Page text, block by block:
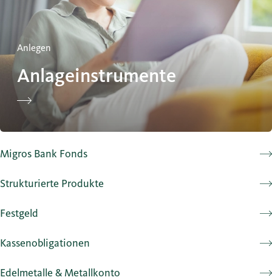
Anlegen
Anlageinstrumente
Migros Bank Fonds
Strukturierte Produkte
Festgeld
Kassenobligationen
Edelmetalle & Metallkonto